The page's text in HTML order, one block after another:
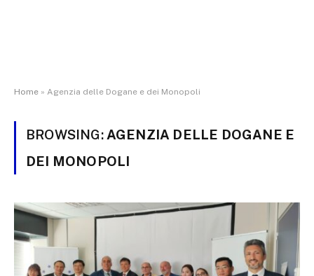
Home » Agenzia delle Dogane e dei Monopoli
BROWSING: AGENZIA DELLE DOGANE E
DEI MONOPOLI